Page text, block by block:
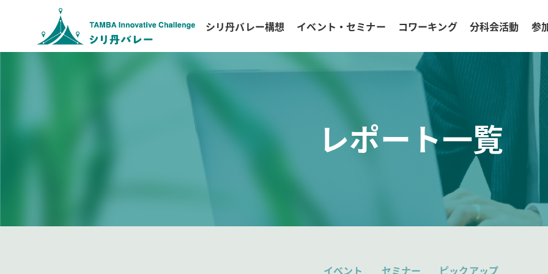
シリ丹バレー構想 イベント・セミナー コワーキング 分科会活動 参
レポート一覧
イベント セミナー ピックアップ